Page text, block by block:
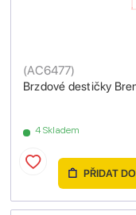
Brzdové destičky
(AC6477)
4 Skladem
PŘIDAT